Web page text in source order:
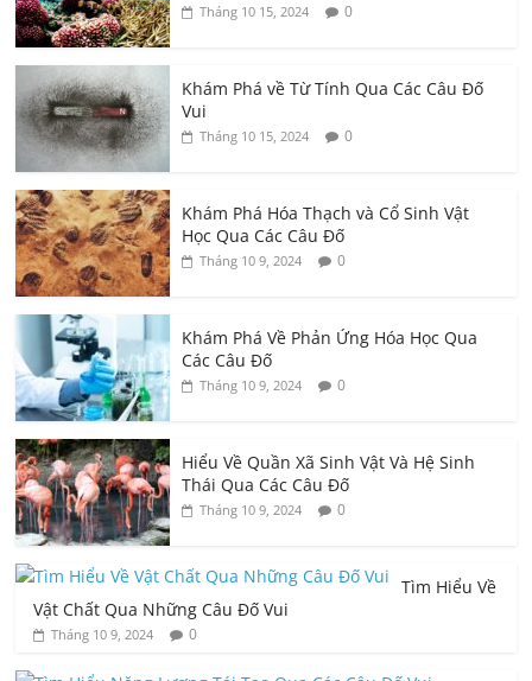
Tháng 10 15, 2024 0
Khám Phá về Từ Tính Qua Các Câu Đố
Vui
Tháng 10 15, 2024 0
Khám Phá Hóa Thạch và Cổ Sinh Vật
Học Qua Các Câu Đố
Tháng 10 9, 2024 0
Khám Phá Về Phản Ứng Hóa Học Qua
Các Câu Đố
Tháng 10 9, 2024 0
Hiểu Về Quần Xã Sinh Vật Và Hệ Sinh
Thái Qua Các Câu Đố
Tháng 10 9, 2024 0
Tìm Hiểu Về
Vật Chất Qua Những Câu Đố Vui
Tháng 10 9, 2024 0